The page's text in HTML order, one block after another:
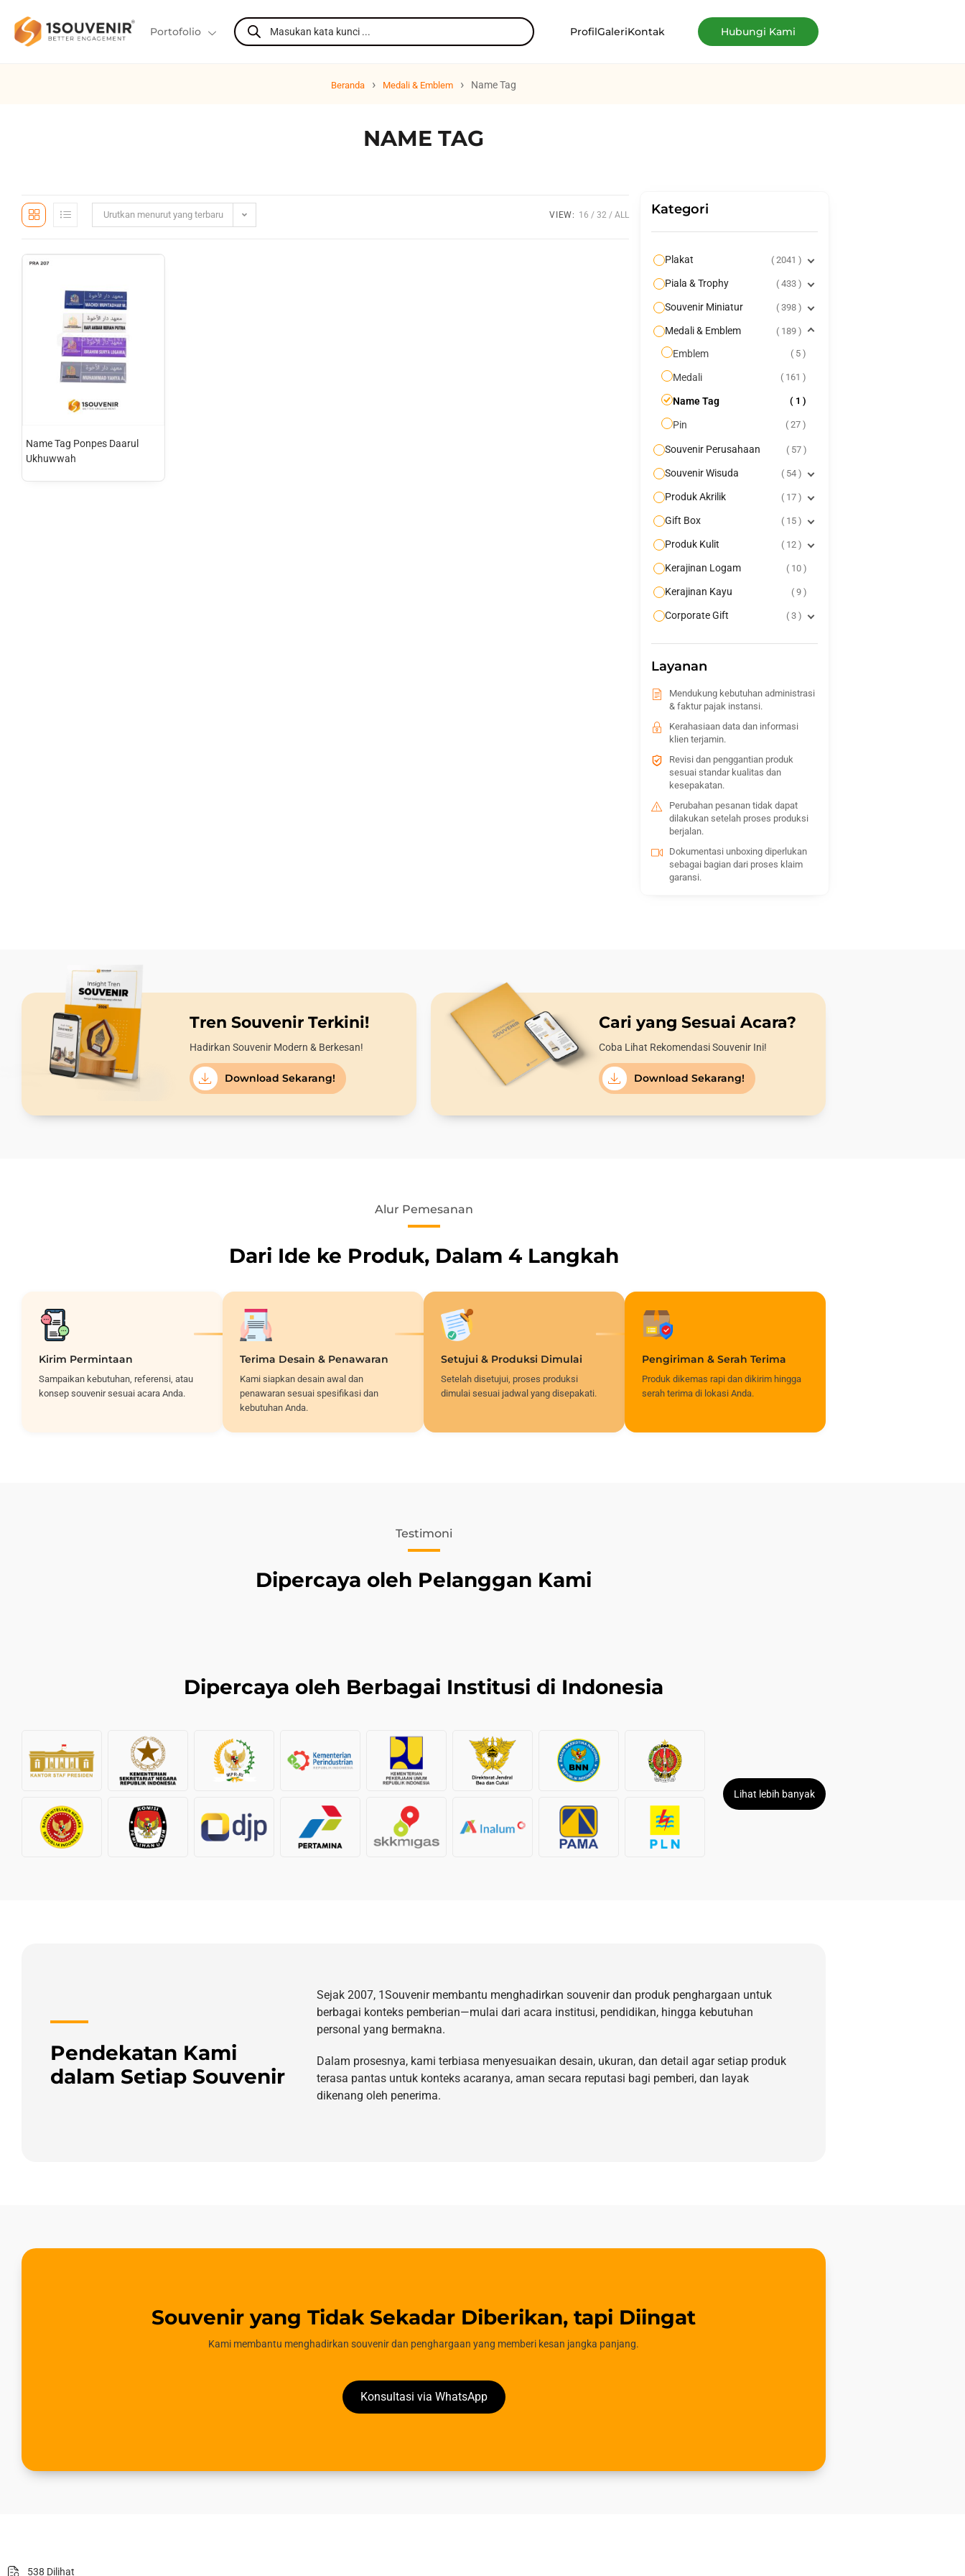
Portofolio ProfilGaleriKontak Hubungi Kami
Beranda › Medali & Emblem › Name Tag
NAME TAG
Urutkan menurut yang terbaru VIEW: 16 32 ALL
Name Tag Ponpes Daarul
Ukhuwwah
Kategori
Plakat 2041
Piala & Trophy 433
Souvenir Miniatur 398
Medali & Emblem 189
Emblem 5
Medali 161
Name Tag 1
Pin 27
Souvenir Perusahaan 57
Souvenir Wisuda 54
Produk Akrilik 17
Gift Box 15
Produk Kulit 12
Kerajinan Logam 10
Kerajinan Kayu 9
Corporate Gift 3
Layanan
Mendukung kebutuhan administrasi
& faktur pajak instansi.
Kerahasiaan data dan informasi
klien terjamin.
Revisi dan penggantian produk
sesuai standar kualitas dan
kesepakatan.
Perubahan pesanan tidak dapat
dilakukan setelah proses produksi
berjalan.
Dokumentasi unboxing diperlukan
sebagai bagian dari proses klaim
garansi.
Tren Souvenir Terkini!
Hadirkan Souvenir Modern & Berkesan!
Download Sekarang!
Cari yang Sesuai Acara?
Coba Lihat Rekomendasi Souvenir Ini!
Download Sekarang!
Alur Pemesanan
Dari Ide ke Produk, Dalam 4 Langkah
Kirim Permintaan
Sampaikan kebutuhan, referensi, atau
konsep souvenir sesuai acara Anda.
Terima Desain & Penawaran
Kami siapkan desain awal dan
penawaran sesuai spesifikasi dan
kebutuhan Anda.
Setujui & Produksi Dimulai
Setelah disetujui, proses produksi
dimulai sesuai jadwal yang disepakati.
Pengiriman & Serah Terima
Produk dikemas rapi dan dikirim hingga
serah terima di lokasi Anda.
Testimoni
Dipercaya oleh Pelanggan Kami
Dipercaya oleh Berbagai Institusi di Indonesia
Lihat lebih banyak
Pendekatan Kami
dalam Setiap Souvenir
Sejak 2007, 1Souvenir membantu menghadirkan souvenir dan produk penghargaan untuk
berbagai konteks pemberian—mulai dari acara institusi, pendidikan, hingga kebutuhan
personal yang bermakna.
Dalam prosesnya, kami terbiasa menyesuaikan desain, ukuran, dan detail agar setiap produk
terasa pantas untuk konteks acaranya, aman secara reputasi bagi pemberi, dan layak
dikenang oleh penerima.
Souvenir yang Tidak Sekadar Diberikan, tapi Diingat
Kami membantu menghadirkan souvenir dan penghargaan yang memberi kesan jangka panjang.
Konsultasi via WhatsApp
538 Dilihat